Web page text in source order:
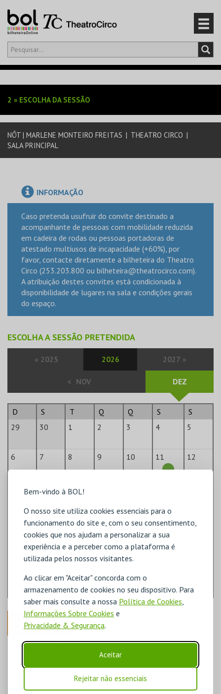
Bem-vindo à BOL!
O nosso site utiliza cookies essenciais para o
funcionamento do site e, com o seu consentimento,
cookies que nos ajudam a personalizar a sua
experiência e a perceber como a plataforma é
utilizada pelos nossos visitantes.
Ao clicar em "Aceitar" concorda com o
armazenamento de cookies no seu dispositivo. Para
saber mais consulte a nossa Política de Cookies
Informações Sobre Cookies e
Privacidade & Segurança.
Aceitar
Rejeitar não essenciais
Olá,iniciar sessão
EVENTOS
CARTÕES
2 » ESCOLHA DA SESSÃO
NÔT | MARLENE MONTEIRO FREITAS | THEATRO CIRCO |
SALA PRINCIPAL
INFORMAÇÃO
Caso pretenda usufruir do convite destinado a
acompanhante de pessoas com mobilidade reduzida
em cadeira de rodas ou pessoas portadoras de
atestado multiusos de incapacidade (+60%), por
favor, contacte diretamente a bilheteira do Theatro
Circo (253.203.800 ou bilheteira@theatrocirco.com).
A atribuição destes convites está condicionada à
disponibilidade de lugares na sala e condições gerais
do espaço.
ESCOLHA A SESSÃO PRETENDIDA
« 2025 2026 2027 »
< NOV DEZ
D S T Q Q S
S
29
30 1 2 3 4 5
6 7 8 9 10 11 12
14 15
21 22 23 24 25
28 29 30 31 1
4 5 6 7
ANTERIOR
ESGOTADO